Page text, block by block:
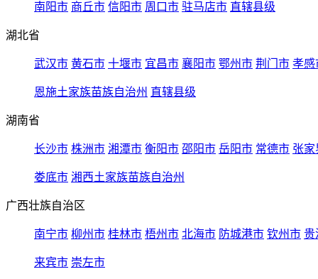
南阳市 商丘市 信阳市 周口市 驻马店市 直辖县级
湖北省
武汉市 黄石市 十堰市 宜昌市 襄阳市 鄂州市 荆门市 孝感
恩施土家族苗族自治州 直辖县级
湖南省
长沙市 株洲市 湘潭市 衡阳市 邵阳市 岳阳市 常德市 张家
娄底市 湘西土家族苗族自治州
广西壮族自治区
南宁市 柳州市 桂林市 梧州市 北海市 防城港市 钦州市 贵
来宾市 崇左市